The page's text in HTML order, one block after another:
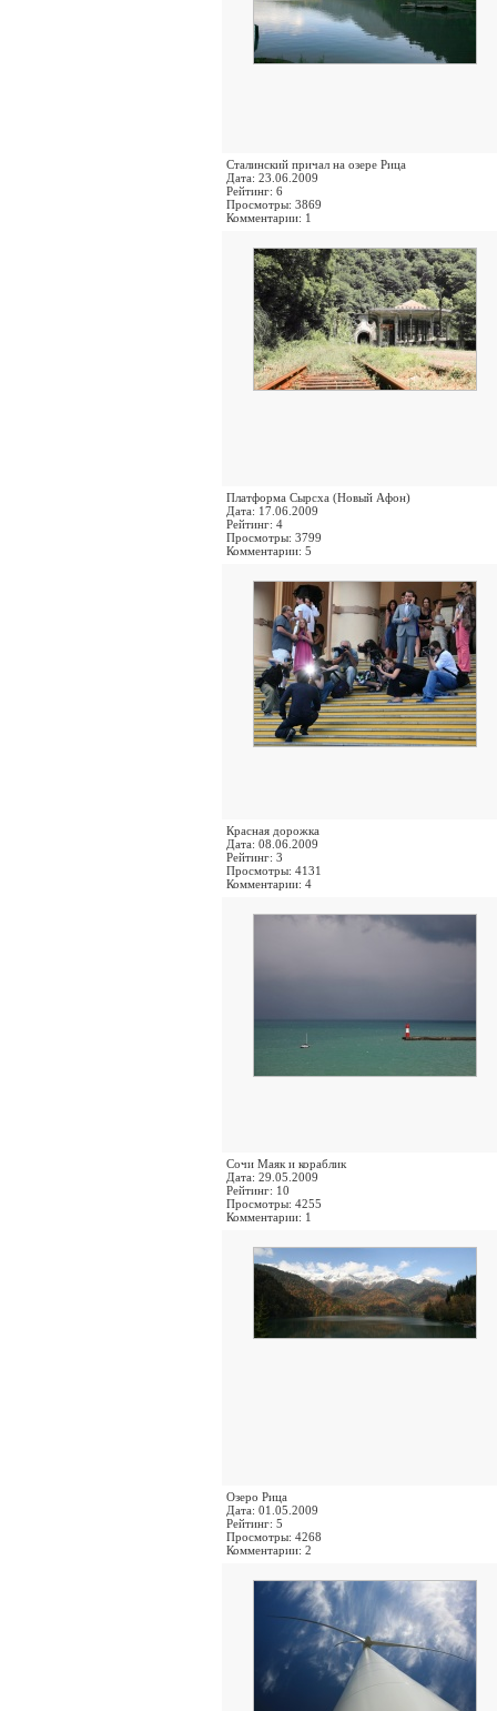
Cталинский причал на озере Рица
Дата: 23.06.2009
Рейтинг: 6
Просмотры: 3869
Комментарии: 1
Платформа Сырсха (Новый Афон)
Дата: 17.06.2009
Рейтинг: 4
Просмотры: 3799
Комментарии: 5
Красная дорожка
Дата: 08.06.2009
Рейтинг: 3
Просмотры: 4131
Комментарии: 4
Сочи Маяк и кораблик
Дата: 29.05.2009
Рейтинг: 10
Просмотры: 4255
Комментарии: 1
Озеро Рица
Дата: 01.05.2009
Рейтинг: 5
Просмотры: 4268
Комментарии: 2